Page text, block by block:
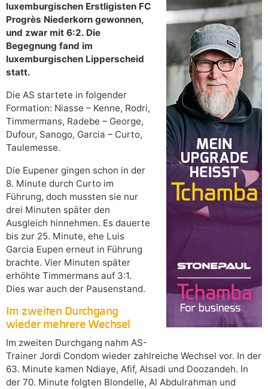
luxemburgischen Erstligisten FC
Progrès Niederkorn gewonnen,
und zwar mit 6:2. Die
Begegnung fand im
luxemburgischen Lipperscheid
statt.
Die AS startete in folgender
Formation: Niasse – Kenne, Rodri,
Timmermans, Radebe – George,
Dufour, Sanogo, Garcia – Curto,
Taulemesse.
Die Eupener gingen schon in der
8. Minute durch Curto im
Führung, doch mussten sie nur
drei Minuten später den
Ausgleich hinnehmen. Es dauerte
bis zur 25. Minute, ehe Luis
Garcia Eupen erneut in Führung
brachte. Vier Minuten später
erhöhte Timmermans auf 3:1.
Dies war auch der Pausenstand.
Im zweiten Durchgang
wieder mehrere Wechsel
Im zweiten Durchgang nahm AS-
Trainer Jordi Condom wieder zahlreiche Wechsel vor. In der
63. Minute kamen Ndiaye, Afif, Alsadi und Doozandeh. In
der 70. Minute folgten Blondelle, Al Abdulrahman und